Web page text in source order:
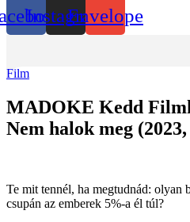
InstagramEnvelope
Film
MADOKE Kedd
Nem halok meg
Te mit tennél, ha megtudnád: olyan
csupán az emberek 5%-a él túl?